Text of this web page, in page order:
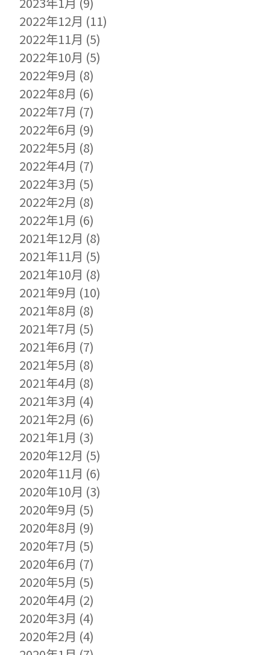
2022年12月 (11)
2022年11月 (5)
2022年10月 (5)
2022年9月 (8)
2022年8月 (6)
2022年7月 (7)
2022年6月 (9)
2022年5月 (8)
2022年4月 (7)
2022年3月 (5)
2022年2月 (8)
2022年1月 (6)
2021年12月 (8)
2021年11月 (5)
2021年10月 (8)
2021年9月 (10)
2021年8月 (8)
2021年7月 (5)
2021年6月 (7)
2021年5月 (8)
2021年4月 (8)
2021年3月 (4)
2021年2月 (6)
2021年1月 (3)
2020年12月 (5)
2020年11月 (6)
2020年10月 (3)
2020年9月 (5)
2020年8月 (9)
2020年7月 (5)
2020年6月 (7)
2020年5月 (5)
2020年4月 (2)
2020年3月 (4)
2020年2月 (4)